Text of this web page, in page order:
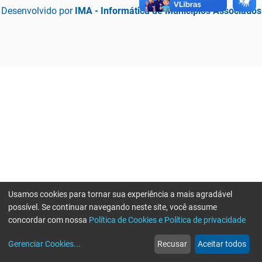
Desenvolvido por IMA - Informática de Municípios Associados
web
Notícias
more_horiz
Mais
Usamos cookies para tornar sua experiência a mais agradável
possível. Se continuar navegando neste site, você assume
concordar com nossa Política de Cookies e Política de privacidade
Gerenciar Cookies... Recusar Aceitar todos
Erro ao enviar informações, por favor tente novamente